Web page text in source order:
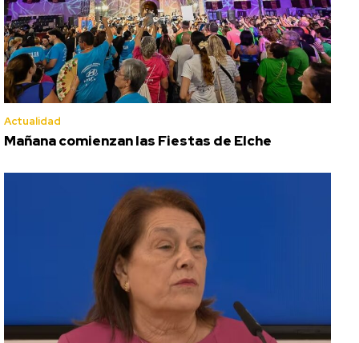
Actualidad
Mañana comienzan las Fiestas de Elche